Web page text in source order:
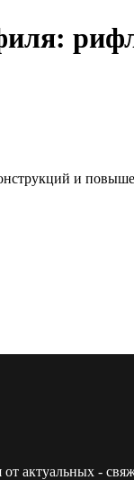
и
актуальных -